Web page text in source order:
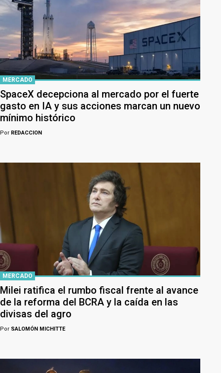
MERCADO
SpaceX decepciona al mercado por el fuerte
gasto en IA y sus acciones marcan un nuevo
mínimo histórico
Por REDACCION
MERCADO
Milei ratifica el rumbo fiscal frente al avance
de la reforma del BCRA y la caída en las
divisas del agro
Por SALOMÓN MICHITTE